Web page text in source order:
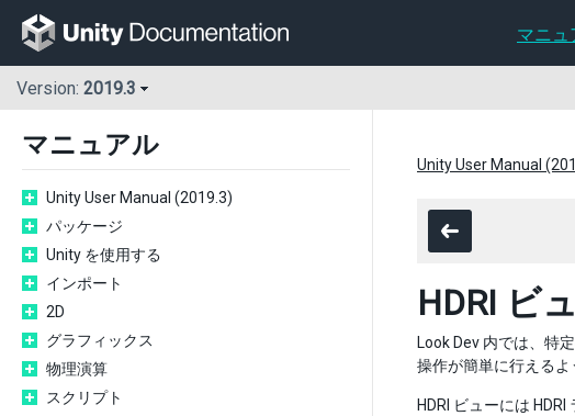
マニュ
Version: 2019.3
マニュアル
Unity User Manual (2019.3)
パッケージ
Unity を使用する
インポート
2D
グラフィックス
物理演算
スクリプト
Unity User Manual
HDRI ビ
Look Dev 内では、特
操作が簡単に行えるよ
HDRI ビューには